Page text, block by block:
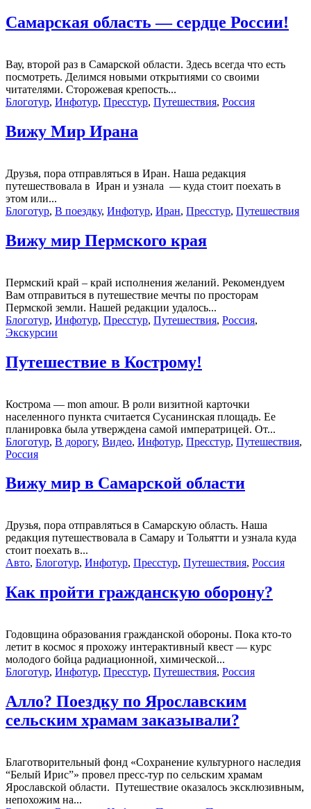
Самарская область — сердце России!
Вау, второй раз в Самарской области. Здесь всегда что есть
посмотреть. Делимся новыми открытиями со своими
читателями. Сторожевая крепость...
Блоготур, Инфотур, Пресстур, Путешествия, Россия
Вижу Мир Ирана
Друзья, пора отправляться в Иран. Наша редакция
путешествовала в Иран и узнала — куда стоит поехать в
этом или...
Блоготур, В поездку, Инфотур, Иран, Пресстур, Путешествия
Вижу мир Пермского края
Пермский край – край исполнения желаний. Рекомендуем
Вам отправиться в путешествие мечты по просторам
Пермской земли. Нашей редакции удалось...
Блоготур, Инфотур, Пресстур, Путешествия, Россия,
Экскурсии
Путешествие в Кострому!
Кострома — mon amour. В роли визитной карточки
населенного пункта считается Сусанинская площадь. Ее
планировка была утверждена самой императрицей. От...
Блоготур, В дорогу, Видео, Инфотур, Пресстур, Путешествия,
Россия
Вижу мир в Самарской области
Друзья, пора отправляться в Самарскую область. Наша
редакция путешествовала в Самару и Тольятти и узнала куда
стоит поехать в...
Авто, Блоготур, Инфотур, Пресстур, Путешествия, Россия
Как пройти гражданскую оборону?
Годовщина образования гражданской обороны. Пока кто-то
летит в космос я прохожу интерактивный квест — курс
молодого бойца радиационной, химической...
Блоготур, Инфотур, Пресстур, Путешествия, Россия
Алло? Поездку по Ярославским
сельским храмам заказывали?
Благотворительный фонд «Сохранение культурного наследия
“Белый Ирис”» провел пресс-тур по сельским храмам
Ярославской области. Путешествие оказалось эксклюзивным,
непохожим на...